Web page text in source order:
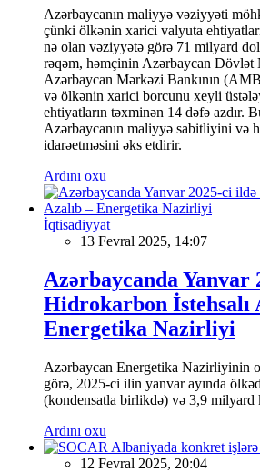
Azərbaycanın maliyyə vəziyyəti
çünki ölkənin xarici valyuta
nə olan vəziyyətə görə 71 milyard
rəqəm, həmçinin Azərbaycan
Azərbaycan Mərkəzi Bankının
və ölkənin xarici borcunu xeyli
ehtiyatların təxminən 14 dəfə azdır.
Azərbaycanın maliyyə sabitliyini və
idarəetməsini əks etdirir.
Ardını oxu
İqtisadiyyat
13 Fevral 2025, 14:07
Azərbaycanda Yanvar
Hidrokarbon İstehsalı
Energetika Nazirliyi
Azərbaycan Energetika Nazirliyinin
görə, 2025-ci ilin yanvar ayında
(kondensatla birlikdə) və 3,9 milyard
Ardını oxu
12 Fevral 2025, 20:04